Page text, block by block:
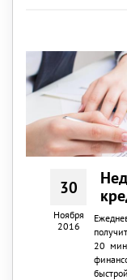
30
Ноября
2016
20